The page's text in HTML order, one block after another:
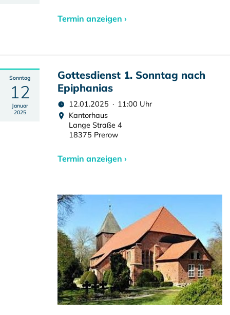
Termin anzeigen ›
Sonntag
12
Januar
2025
Gottesdienst 1. Sonntag nach
Epiphanias
12.01.2025 · 11:00 Uhr
Kantorhaus
Lange Straße 4
18375 Prerow
Termin anzeigen ›